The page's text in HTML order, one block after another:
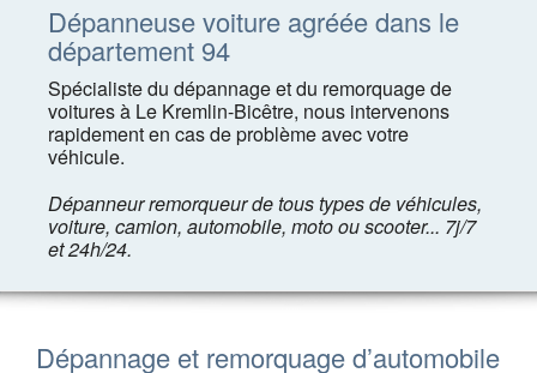
Dépanneuse voiture agréée dans le
département 94
Spécialiste du dépannage et du remorquage de
voitures à Le Kremlin-Bicêtre, nous intervenons
rapidement en cas de problème avec votre
véhicule.
Dépanneur remorqueur de tous types de véhicules,
voiture, camion, automobile, moto ou scooter... 7j/7
et 24h/24.
Dépannage et remorquage d’automobile